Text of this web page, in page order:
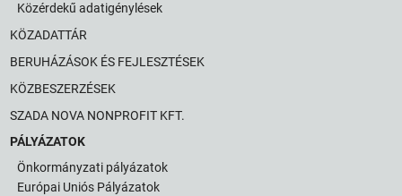
Közérdekű adatigénylések
KÖZADATTÁR
BERUHÁZÁSOK ÉS FEJLESZTÉSEK
KÖZBESZERZÉSEK
SZADA NOVA NONPROFIT KFT.
PÁLYÁZATOK
Önkormányzati pályázatok
Európai Uniós Pályázatok